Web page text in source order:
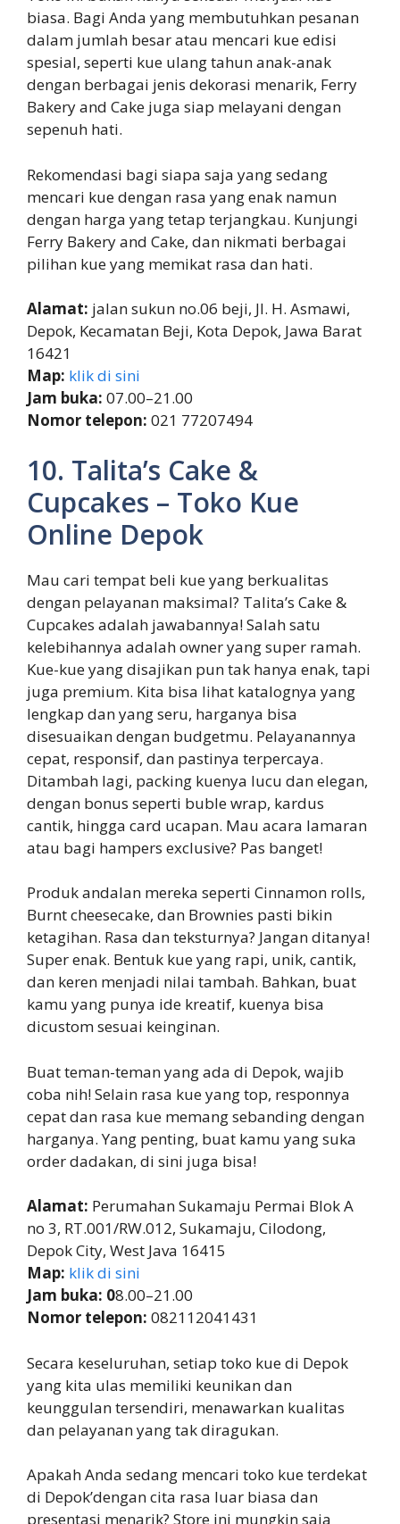
biasa. Bagi Anda yang membutuhkan pesanan
dalam jumlah besar atau mencari kue edisi
spesial, seperti kue ulang tahun anak-anak
dengan berbagai jenis dekorasi menarik, Ferry
Bakery and Cake juga siap melayani dengan
sepenuh hati.
Rekomendasi bagi siapa saja yang sedang
mencari kue dengan rasa yang enak namun
dengan harga yang tetap terjangkau. Kunjungi
Ferry Bakery and Cake, dan nikmati berbagai
pilihan kue yang memikat rasa dan hati.
Alamat: jalan sukun no.06 beji, Jl. H. Asmawi,
Depok, Kecamatan Beji, Kota Depok, Jawa Barat
16421
Map: klik di sini
Jam buka: 07.00–21.00
Nomor telepon: 021 77207494
10. Talita’s Cake &
Cupcakes – Toko Kue
Online Depok
Mau cari tempat beli kue yang berkualitas
dengan pelayanan maksimal? Talita’s Cake &
Cupcakes adalah jawabannya! Salah satu
kelebihannya adalah owner yang super ramah.
Kue-kue yang disajikan pun tak hanya enak, tapi
juga premium. Kita bisa lihat katalognya yang
lengkap dan yang seru, harganya bisa
disesuaikan dengan budgetmu. Pelayanannya
cepat, responsif, dan pastinya terpercaya.
Ditambah lagi, packing kuenya lucu dan elegan,
dengan bonus seperti buble wrap, kardus
cantik, hingga card ucapan. Mau acara lamaran
atau bagi hampers exclusive? Pas banget!
Produk andalan mereka seperti Cinnamon rolls,
Burnt cheesecake, dan Brownies pasti bikin
ketagihan. Rasa dan teksturnya? Jangan ditanya!
Super enak. Bentuk kue yang rapi, unik, cantik,
dan keren menjadi nilai tambah. Bahkan, buat
kamu yang punya ide kreatif, kuenya bisa
dicustom sesuai keinginan.
Buat teman-teman yang ada di Depok, wajib
coba nih! Selain rasa kue yang top, responnya
cepat dan rasa kue memang sebanding dengan
harganya. Yang penting, buat kamu yang suka
order dadakan, di sini juga bisa!
Alamat: Perumahan Sukamaju Permai Blok A
no 3, RT.001/RW.012, Sukamaju, Cilodong,
Depok City, West Java 16415
Map: klik di sini
Jam buka: 08.00–21.00
Nomor telepon: 082112041431
Secara keseluruhan, setiap toko kue di Depok
yang kita ulas memiliki keunikan dan
keunggulan tersendiri, menawarkan kualitas
dan pelayanan yang tak diragukan.
Apakah Anda sedang mencari toko kue terdekat
di Depok’dengan cita rasa luar biasa dan
presentasi menarik? Store ini mungkin saja